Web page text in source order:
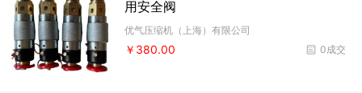
用安全阀
优气压缩机（上海）有限公司
0成交
￥380.00